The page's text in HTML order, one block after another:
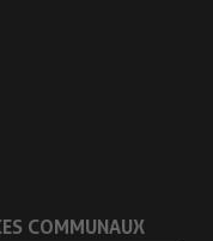
COMMUNAUX